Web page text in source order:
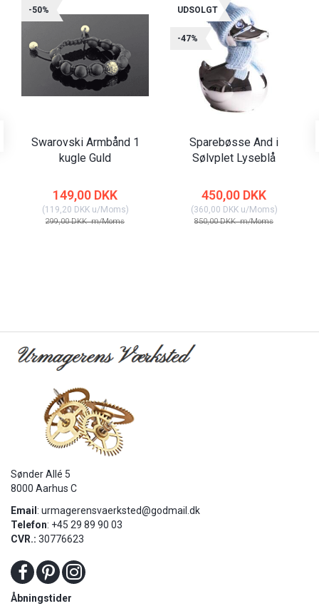
-50%
Swarovski Armbånd 1
kugle Guld
149,00 DKK
(119,20 DKKu/Moms)
299,00 DKKm/Moms
UDSOLGT
-47%
Sparebøsse And i
Sølvplet Lyseblå
450,00 DKK
(360,00 DKKu/Moms)
850,00 DKKm/Moms
Sønder Allé 5
8000 Aarhus C
Email : urmagerensvaerksted@godmail.dk
Telefon: +45 29 89 90 03
CVR.: 30776623
Åbningstider